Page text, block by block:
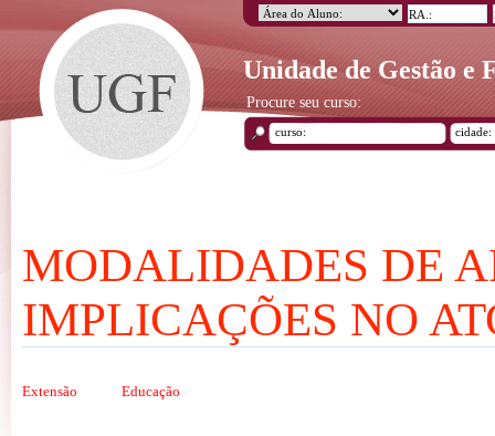
Unidade de Gestão e
Procure seu curso:
MODALIDADES DE
IMPLICAÇÕES NO
Extensão Educação